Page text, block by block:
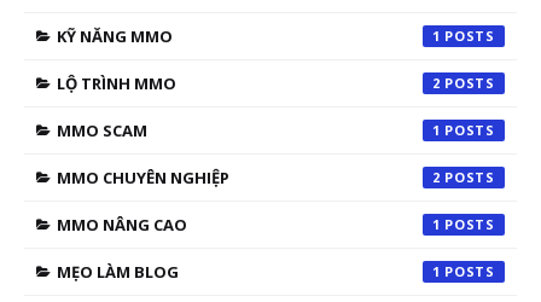
KỸ NĂNG MMO 1
LỘ TRÌNH MMO 2
MMO SCAM 1
MMO CHUYÊN NGHIỆP 2
MMO NÂNG CAO 1
MẸO LÀM BLOG 1